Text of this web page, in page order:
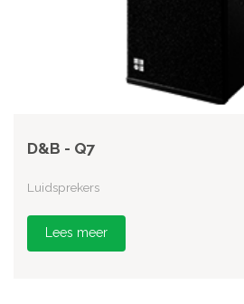
D&B - Q7
Luidsprekers
Lees meer